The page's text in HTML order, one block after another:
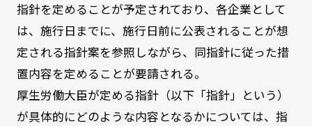
指針を定めることが予定されており、各企業として
は、施行日までに、施行日前に公表されることが想
定される指針案を参照しながら、同指針に従った措
置内容を定めることが要請される。
厚生労働大臣が定める指針（以下「指針」という）
が具体的にどのような内容となるかについては、指